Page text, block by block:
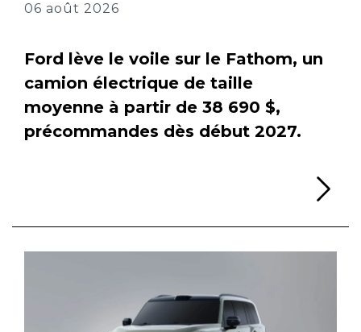
06 août 2026
Ford lève le voile sur le Fathom, un
camion électrique de taille
moyenne à partir de 38 690 $,
précommandes dès début 2027.